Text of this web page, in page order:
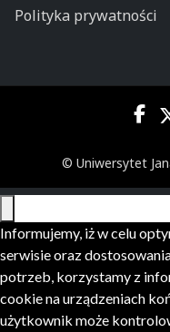
Polityka prywatności
© Uniwersytet
Informujemy, iż w celu
serwisie oraz
potrzeb, korzystamy z
cookie na urządzeniach
użytkownik może